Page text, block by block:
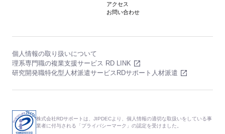
アクセス
お問い合わせ
個人情報の取り扱いについて
理系専門職の複業支援サービス RD LINK
研究開発職特化型人材派遣サービスRDサポート人材派遣
株式会社RDサポートは、JIPDECより、個人情報の適切な取扱いをしている事
業者に付与される「プライバシーマーク」の認定を受けました。